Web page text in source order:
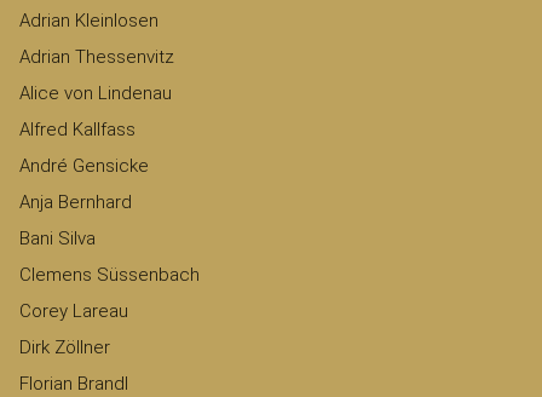
Adrian Kleinlosen
Adrian Thessenvitz
Alice von Lindenau
Alfred Kallfass
André Gensicke
Anja Bernhard
Bani Silva
Clemens Süssenbach
Corey Lareau
Dirk Zöllner
Florian Brandl